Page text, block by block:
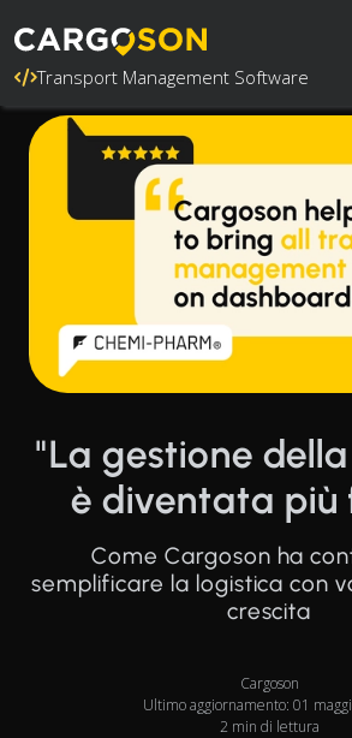
Transport Management Software
"La gestione
è diventata più
Come Cargoson ha
semplificare la logistica con
crescita
Cargoson
Ultimo aggiornamento: 01
2 min di lettura